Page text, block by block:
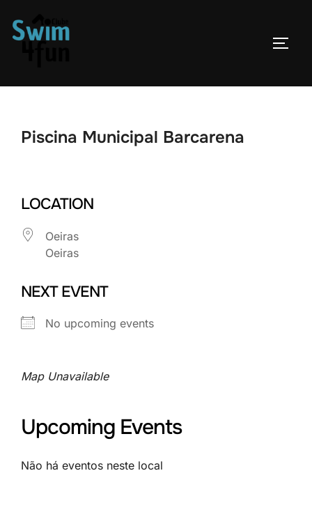
Piscina Municipal Barcarena
LOCATION
Oeiras
Oeiras
NEXT EVENT
No upcoming events
Map Unavailable
Upcoming Events
Não há eventos neste local